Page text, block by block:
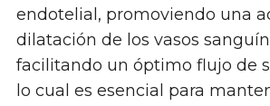
endotelial, promoviendo una
dilatación de los vasos
facilitando un óptimo flujo de
lo cual es esencial para